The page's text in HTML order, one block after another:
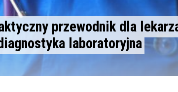
przewodnik dla
laboratoryjna